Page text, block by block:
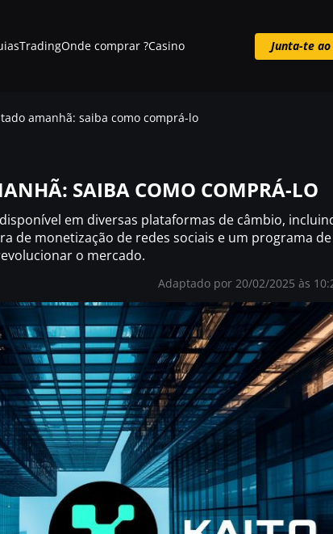
TradingOnde comprar ?Casino Junta-te
amanhã: saiba como comprá-lo
SAIBA COMO COMPRÁ-LO
em diversas plataformas de câmbio,
de monetização de redes sociais e um programa
o mercado.
Adaptado por 20/02/2025 às